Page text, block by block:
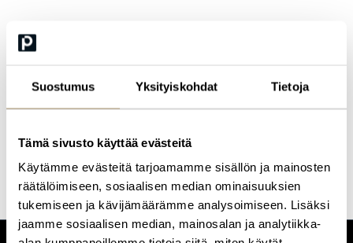
Suostumus Yksityiskohdat Tietoja
Tämä sivusto käyttää evästeitä
Käytämme evästeitä tarjoamamme sisällön ja mainosten
räätälöimiseen, sosiaalisen median ominaisuuksien
tukemiseen ja kävijämäärämme analysoimiseen. Lisäksi
jaamme sosiaalisen median, mainosalan ja analytiikka-
Legal Counsel, Metso
tietosuojasääntelyn vaatimukset, ja tuen organisaatiota tekoälyn
käyttöönotossa sekä AI governancen rakentamisessa. Edellä
liiketoimintaympäristössä.